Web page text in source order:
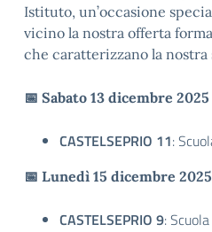
Istituto, un’occasione
vicino la nostra offerta
che caratterizzano la nostra
📅 Sabato 13 dicembre
CASTELSEPRIO 11:
📅 Lunedì 15 dicembre
CASTELSEPRIO 9: